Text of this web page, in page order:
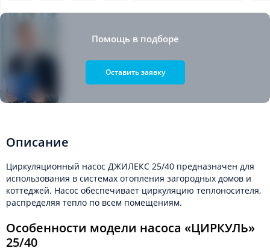
Помощь в подборе
Оставить заявку
Описание
Циркуляционный насос ДЖИЛЕКС 25/40 предназначен для
использования в системах отопления загородных домов и
коттеджей. Насос обеспечивает циркуляцию теплоносителя,
распределяя тепло по всем помещениям.
Особенности модели насоса «ЦИРКУЛЬ»
25/40